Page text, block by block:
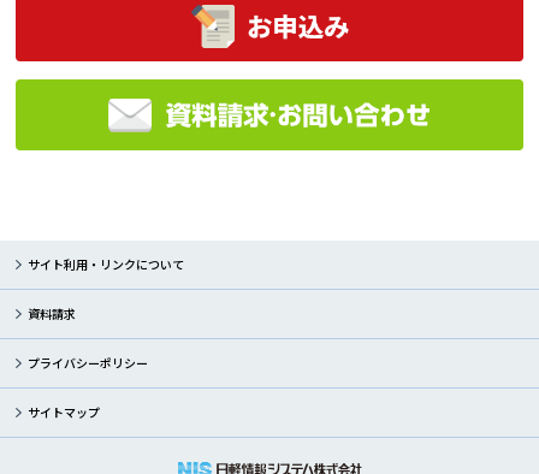
サイト利用・リンクについて
資料請求
プライバシーポリシー
サイトマップ